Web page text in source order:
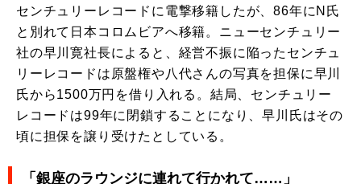
センチュリーレコードに電撃移籍したが、86年にN氏
と別れて日本コロムビアへ移籍。ニューセンチュリー
社の早川寛社長によると、経営不振に陥ったセンチュ
リーレコードは原盤権や八代さんの写真を担保に早川
氏から1500万円を借り入れる。結局、センチュリー
レコードは99年に閉鎖することになり、早川氏はその
頃に担保を譲り受けたとしている。
「銀座のラウンジに連れて行かれて……」